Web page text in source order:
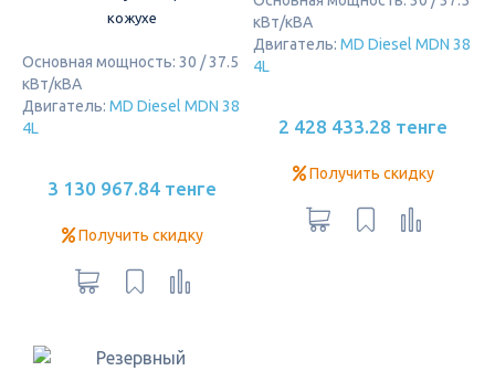
кожухе
Основная мощность: 30 / 37.5
кВт/кВА
Двигатель: MD Diesel MDN 38
4L
3 130 967.84 тенге
Получить скидку
кВт/кВА
Двигатель: MD Diesel MDN 38
4L
2 428 433.28 тенге
Получить скидку